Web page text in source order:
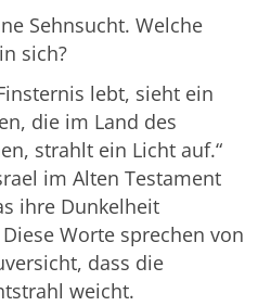
Sehnsucht. Welche
sich?
lebt, sieht ein
die im Land des
strahlt ein Licht auf.“
im Alten Testament
ihre Dunkelheit
Worte sprechen von
dass die
weicht.